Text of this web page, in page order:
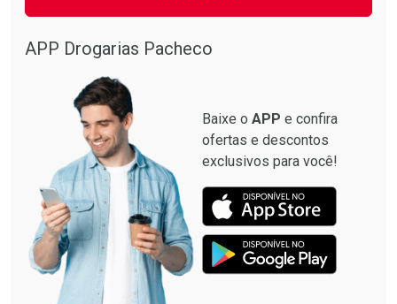
APP Drogarias Pacheco
Baixe o APP e confira
ofertas e descontos
exclusivos para você!